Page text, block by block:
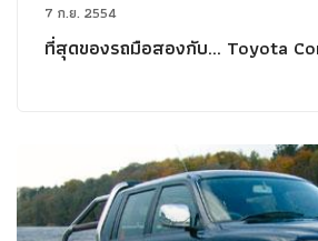
7 ก.ย. 2554
ที่สุดของรถมือสองกับ... Toyota